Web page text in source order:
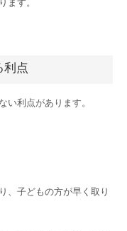
ます。
利点
い利点があります。
、子どもの方が早く取り